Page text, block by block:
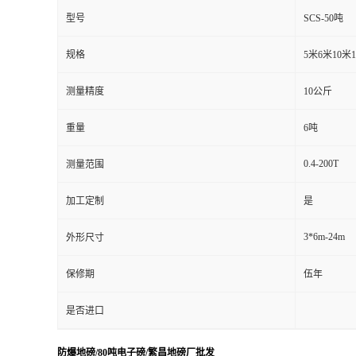
型号 SCS-50吨
规格 5米6米10米
测量精度 10公斤
重量 6吨
测量范围 0.4-200T
加工定制 是
外形尺寸 3*6m-24m
保修期 伍年
是否进口
防爆地磅/80吨电子磅/繁昌地磅厂批发